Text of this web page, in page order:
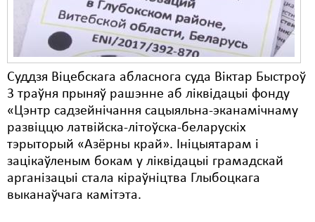
Суддзя Віцебскага абласнога суда Віктар Быстроў
3 траўня прыняў рашэнне аб ліквідацыі фонду
«Цэнтр садзейнічання сацыяльна-эканамічнаму
развіццю латвійска-літоўска-беларускіх
тэрыторый «Азёрны край». Ініцыятарам і
зацікаўленым бокам у ліквідацыі грамадскай
арганізацыі стала кіраўніцтва Глыбоцкага
выканаўчага камітэта.
Сьмяротнае пакараньне
Экалёгія
Правы працоўных
Сацыяльныя правы